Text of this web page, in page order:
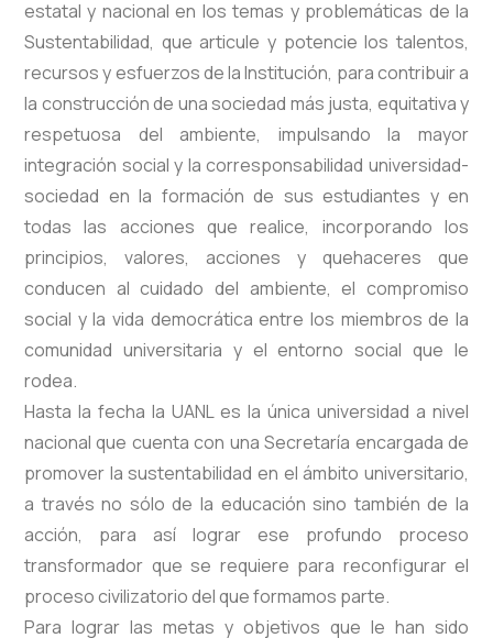
estatal y nacional en los temas y problemáticas de la
Sustentabilidad, que articule y potencie los talentos,
recursos y esfuerzos de la Institución, para contribuir a
la construcción de una sociedad más justa, equitativa y
respetuosa del ambiente, impulsando la mayor
integración social y la corresponsabilidad universidad-
sociedad en la formación de sus estudiantes y en
todas las acciones que realice, incorporando los
principios, valores, acciones y quehaceres que
conducen al cuidado del ambiente, el compromiso
social y la vida democrática entre los miembros de la
comunidad universitaria y el entorno social que le
rodea.
Hasta la fecha la UANL es la única universidad a nivel
nacional que cuenta con una Secretaría encargada de
promover la sustentabilidad en el ámbito universitario,
a través no sólo de la educación sino también de la
acción, para así lograr ese profundo proceso
transformador que se requiere para reconfigurar el
proceso civilizatorio del que formamos parte.
Para lograr las metas y objetivos que le han sido